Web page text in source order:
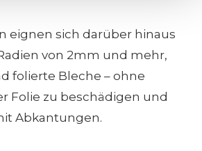
eignen sich darüber hinaus
von 2mm und mehr,
folierte Bleche – ohne
Folie zu beschädigen und
Abkantungen.